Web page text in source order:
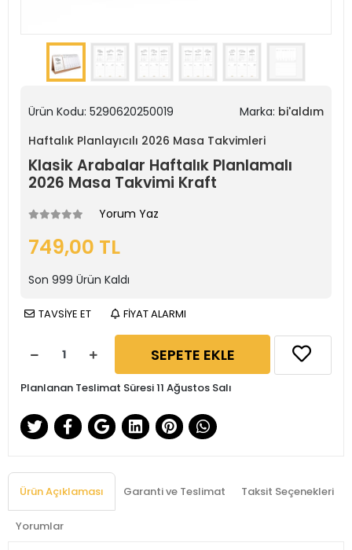
Ürün Kodu: 5290620250019 Marka: bi'aldım
Haftalık Planlayıcılı 2026 Masa Takvimleri
Klasik Arabalar Haftalık Planlamalı
2026 Masa Takvimi Kraft
Yorum Yaz
749,00 TL
Son 999 Ürün Kaldı
TAVSİYE ET FİYAT ALARMI
SEPETE EKLE
Planlanan Teslimat Süresi 11 Ağustos Salı
Ürün Açıklaması Garanti ve Teslimat Taksit Seçenekleri
Yorumlar